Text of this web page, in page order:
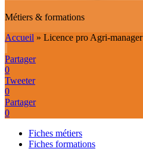
Métiers & formations
Accueil » Licence pro Agri-manager
Partager
0
Tweeter
0
Partager
0
Fiches métiers
Fiches formations